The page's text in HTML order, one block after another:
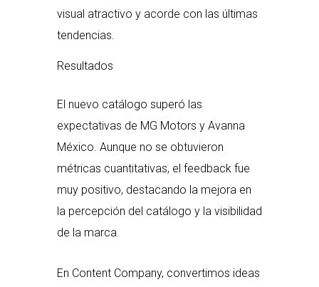
visual atractivo y acorde con las últimas
tendencias.
Resultados
El nuevo catálogo superó las
expectativas de MG Motors y Avanna
México. Aunque no se obtuvieron
métricas cuantitativas, el feedback fue
muy positivo, destacando la mejora en
la percepción del catálogo y la visibilidad
de la marca.
En Content Company, convertimos ideas